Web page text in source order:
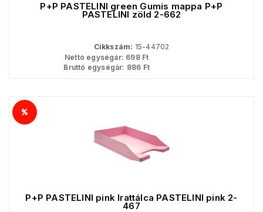
P+P PASTELINI green Gumis mappa P+P
PASTELINI zöld 2-662
Cikkszám: 15-44702
Nettó egységár: 698Ft
Bruttó egységár: 886 Ft
P+P PASTELINI pink Irattálca PASTELINI pink 2-
467